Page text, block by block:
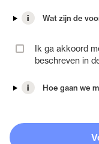
i Wat zijn de
Ik ga akkoord
beschreven in
i Hoe gaan we